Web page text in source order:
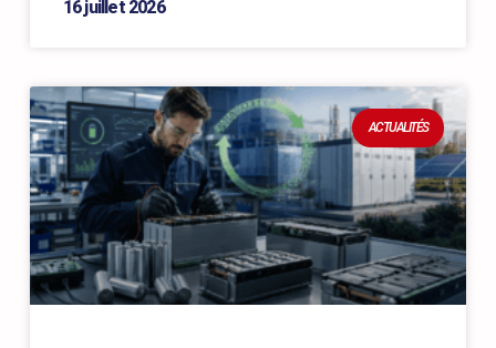
16 juillet 2026
ACTUALITÉS